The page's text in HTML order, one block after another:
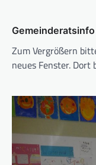
Zum Vergrößern
neues Fenster.